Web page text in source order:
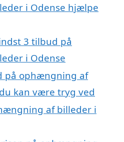
i Odense hjælpe
3 tilbud på
i Odense
på ophængning af
kan være tryg ved
af billeder i